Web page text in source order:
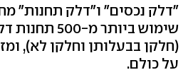
"דלק נכסים" ו"דלק תחנות"
שימוש ביותר
(חלקן בבעלותן וחלקן לא),
על כולם.